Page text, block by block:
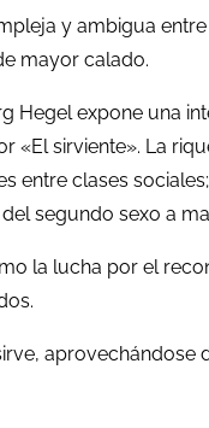
y ambigua
mayor calado.
Hegel expone una
sirviente». La
clases
segundo sexo a
la lucha por el
aprovechándose